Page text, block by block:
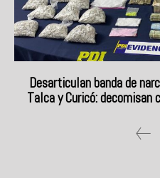
Desarticulan banda de
Talca y Curicó: